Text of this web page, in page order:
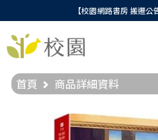
【校園網路書房 搬遷公
首頁 商品詳細資料